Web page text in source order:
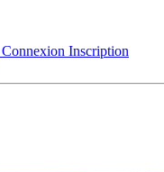
Connexion Inscription